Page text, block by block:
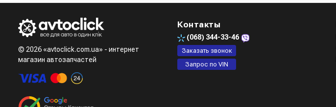
© 2026 «avtoclick.com.ua» - интернет
магазин автозапчастей
Контакты
(068) 344-33-46
Заказать звонок
Запрос по VIN